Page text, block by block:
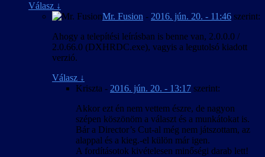
Válasz ↓
Mr. Fusion - 2016. jún. 20. - 11:46 szerint:
Ahogy a telepítési leírásban is benne van, 2.0.0.0 /
2.0.66.0 (DXHRDC.exe), vagyis a legutolsó kiadott
verzió.
Válasz ↓
Kriszta - 2016. jún. 20. - 13:17 szerint:
Akkor ezt én nem vettem észre, de nagyon
szépen köszönöm a választ és a munkátokat is.
Bár a Director’s Cut-al még nem játszottam, az
alappal és a kieg.-el külön már igen.
A fordításotok kivételesen minőségi darab lett!